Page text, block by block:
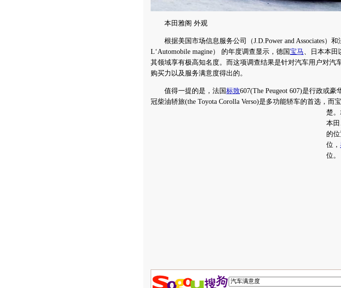
本田雅阁 外观
根据美国市场信息服务公司（J.D.Power and Associates）和
L‘Automobile magine） 的年度调查显示，德国 宝马、日本本田
其领域享有极高知名度。而这项调查结果是针对汽车用户对汽
购买力以及服务满意度得出的。
值得一提的是，法国 标致607(The Peugeot 607)是行政或
冠柴油轿旅(the Toyota Corolla Verso)是多功能轿车的首选，而
楚。
本
的
位，
位。